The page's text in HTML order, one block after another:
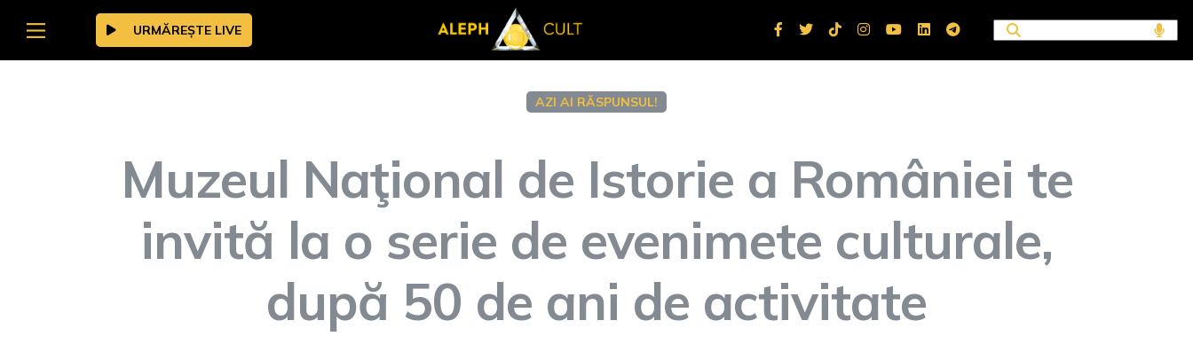
URMĂREȘTE LIVE
AZI AI RĂSPUNSUL!
Muzeul Naţional de Istorie a României te
invită la o serie de evenimete culturale,
după 50 de ani de activitate